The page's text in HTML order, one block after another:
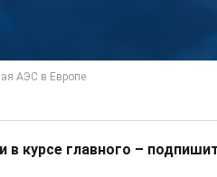
в курсе главного –